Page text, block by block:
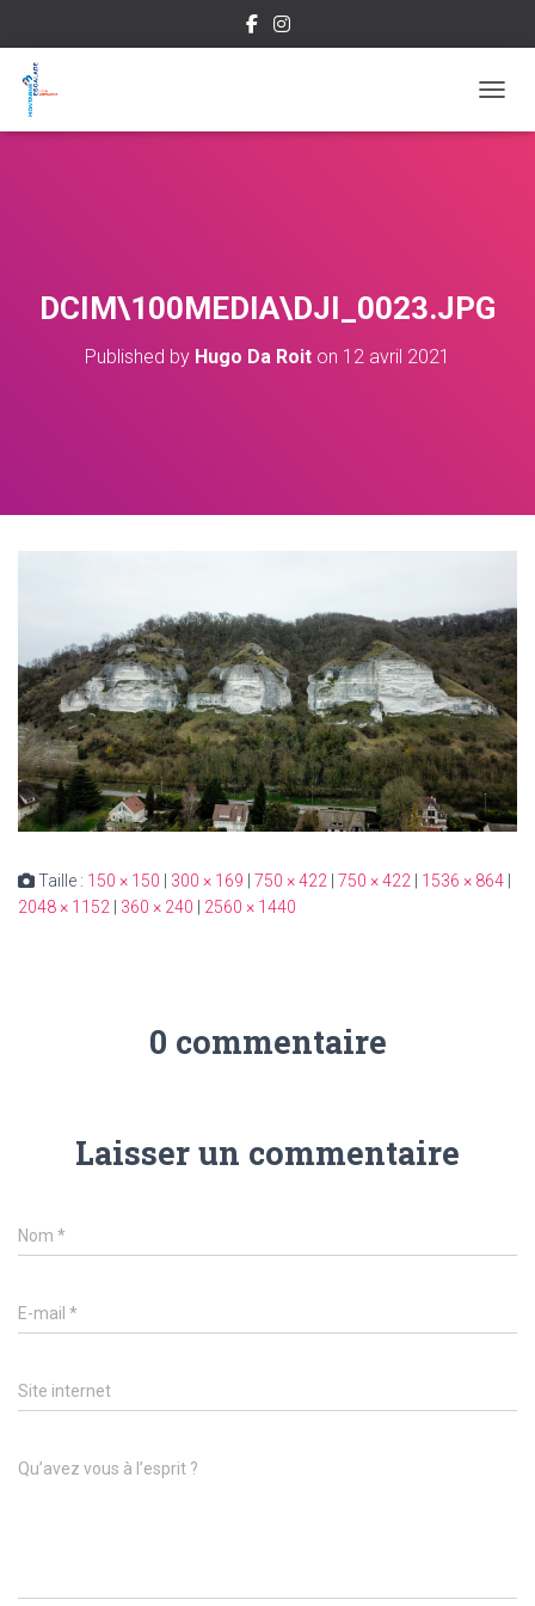
DCIM\100MEDIA\DJI_0023.JPG
Published by Hugo Da Roit on 12 avril 2021
Taille : 150 × 150 300 × 169 750 × 422 750 × 422 1536 × 864
2048 × 1152
360 × 240 2560 × 1440
0 commentaire
Laisser un commentaire
Nom *
E-mail *
Site internet
Qu’avez vous à l’esprit ?